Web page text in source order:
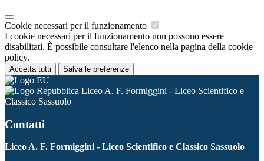
Cookie necessari per il funzionamento
I cookie necessari per il funzionamento non possono essere
disabilitati. È possibile consultare l'elenco nella pagina della cookie
policy.
Accetta tutti Salva le preferenze
Liceo A. F. Formiggini - Liceo Scientifico e
Classico Sassuolo
Contatti
Liceo A. F. Formiggini - Liceo Scientifico e Classico Sassuolo